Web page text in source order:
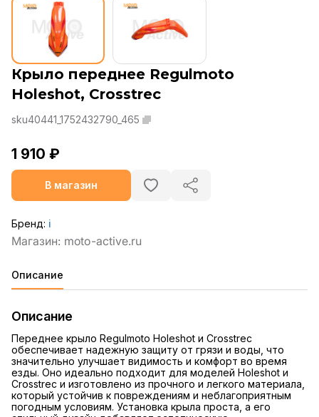
Крыло переднее Regulmoto
Holeshot, Crosstrec
sku40441_1752432790_465
1 910 ₽
В магазин
Бренд: ℹ️
Описание
Описание
Переднее крыло Regulmoto Holeshot и Crosstrec
обеспечивает надежную защиту от грязи и воды, что
значительно улучшает видимость и комфорт во время
езды. Оно идеально подходит для моделей Holeshot и
Crosstrec и изготовлено из прочного и легкого материала,
который устойчив к повреждениям и неблагоприятным
погодным условиям. Установка крыла проста, а его